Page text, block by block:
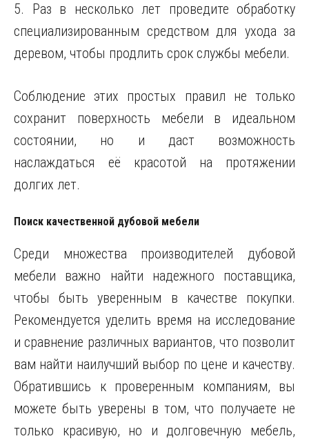
5. Раз в несколько лет проведите обработку
специализированным средством для ухода за
деревом, чтобы продлить срок службы мебели.
Соблюдение этих простых правил не только
сохранит поверхность мебели в идеальном
состоянии, но и даст возможность
наслаждаться её красотой на протяжении
долгих лет.
Поиск качественной дубовой мебели
Среди множества производителей дубовой
мебели важно найти надежного поставщика,
чтобы быть уверенным в качестве покупки.
Рекомендуется уделить время на исследование
и сравнение различных вариантов, что позволит
вам найти наилучший выбор по цене и качеству.
Обратившись к проверенным компаниям, вы
можете быть уверены в том, что получаете не
только красивую, но и долговечную мебель,